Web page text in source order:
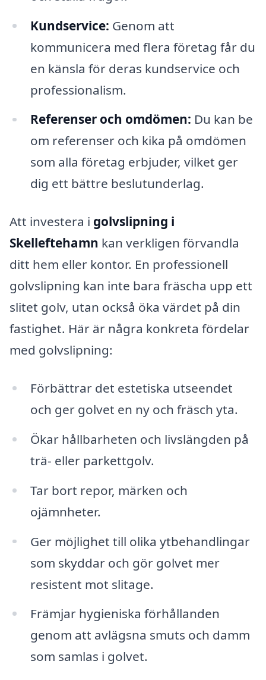
Kundservice: Genom att
kommunicera med flera företag får du
en känsla för deras kundservice och
professionalism.
Referenser och omdömen: Du kan be
om referenser och kika på omdömen
som alla företag erbjuder, vilket ger
dig ett bättre beslutunderlag.
Att investera i golvslipning i
Skelleftehamn kan verkligen förvandla
ditt hem eller kontor. En professionell
golvslipning kan inte bara fräscha upp ett
slitet golv, utan också öka värdet på din
fastighet. Här är några konkreta fördelar
med golvslipning:
Förbättrar det estetiska utseendet
och ger golvet en ny och fräsch yta.
Ökar hållbarheten och livslängden på
trä- eller parkettgolv.
Tar bort repor, märken och
ojämnheter.
Ger möjlighet till olika ytbehandlingar
som skyddar och gör golvet mer
resistent mot slitage.
Främjar hygieniska förhållanden
genom att avlägsna smuts och damm
som samlas i golvet.